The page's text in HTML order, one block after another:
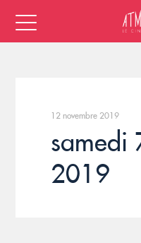
12 novembre 2019
samedi
2019